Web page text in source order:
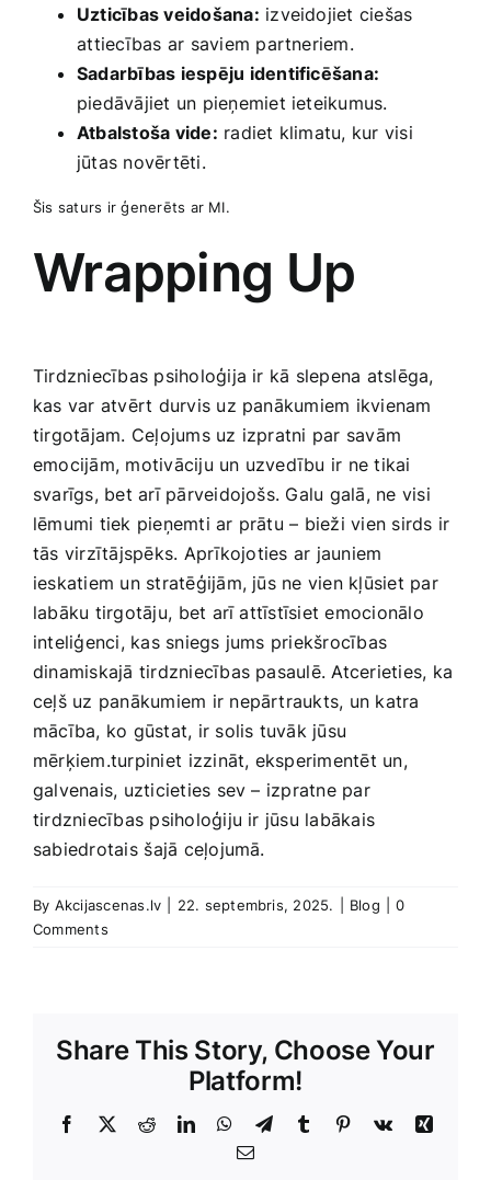
Uzticības veidošana: izveidojiet ciešas
⁣attiecības ar saviem partneriem.
Sadarbības iespēju identificēšana:
piedāvājiet un ​pieņemiet ieteikumus.
Atbalstoša vide: radiet klimatu, kur visi
jūtas ​novērtēti.
Šis saturs ir ģenerēts ar MI.
Wrapping Up
Tirdzniecības psiholoģija ir kā slepena atslēga,
kas var atvērt durvis uz ‌panākumiem ikvienam
tirgotājam. Ceļojums uz ​izpratni par savām
emocijām, motivāciju un uzvedību ir ne‌ tikai
svarīgs, bet arī pārveidojošs. Galu galā, ne visi
lēmumi tiek pieņemti ar prātu – bieži ​vien sirds ir
tās virzītājspēks.⁤ Aprīkojoties ar jauniem
ieskatiem‍ un stratēģijām, jūs ne vien kļūsiet ‍par
labāku tirgotāju, ⁤bet arī attīstīsiet emocionālo
inteliģenci, kas sniegs jums priekšrocības
dinamiskajā tirdzniecības ‌pasaulē. Atcerieties, ka
ceļš uz panākumiem ir‍ nepārtraukts, un katra
mācība, ko gūstat, ir solis tuvāk jūsu
mērķiem.turpiniet ⁣izzināt, eksperimentēt un,
galvenais,‌ uzticieties sev – izpratne par
tirdzniecības psiholoģiju ir jūsu labākais
sabiedrotais ⁤šajā ceļojumā.
By Akcijascenas.lv 22. septembris, 2025. Blog
0
Comments
Share This Story, Choose Your
Platform!
Facebook
X RedditLinkedInWhatsApp
TelegramTumblr Pinterest
Vk
Xing
E-